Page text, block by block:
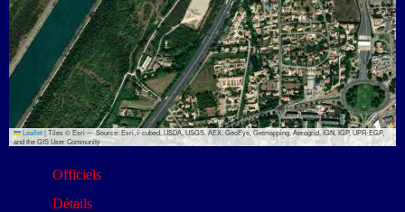
Leaflet |Tiles © Esri — Source: Esri, i-cubed, USDA, USGS, AEX, GeoEye, Getmapping, Aerogrid, IGN, IGP, UPR-EGP,
and the GIS User Community
Officiels
Détails